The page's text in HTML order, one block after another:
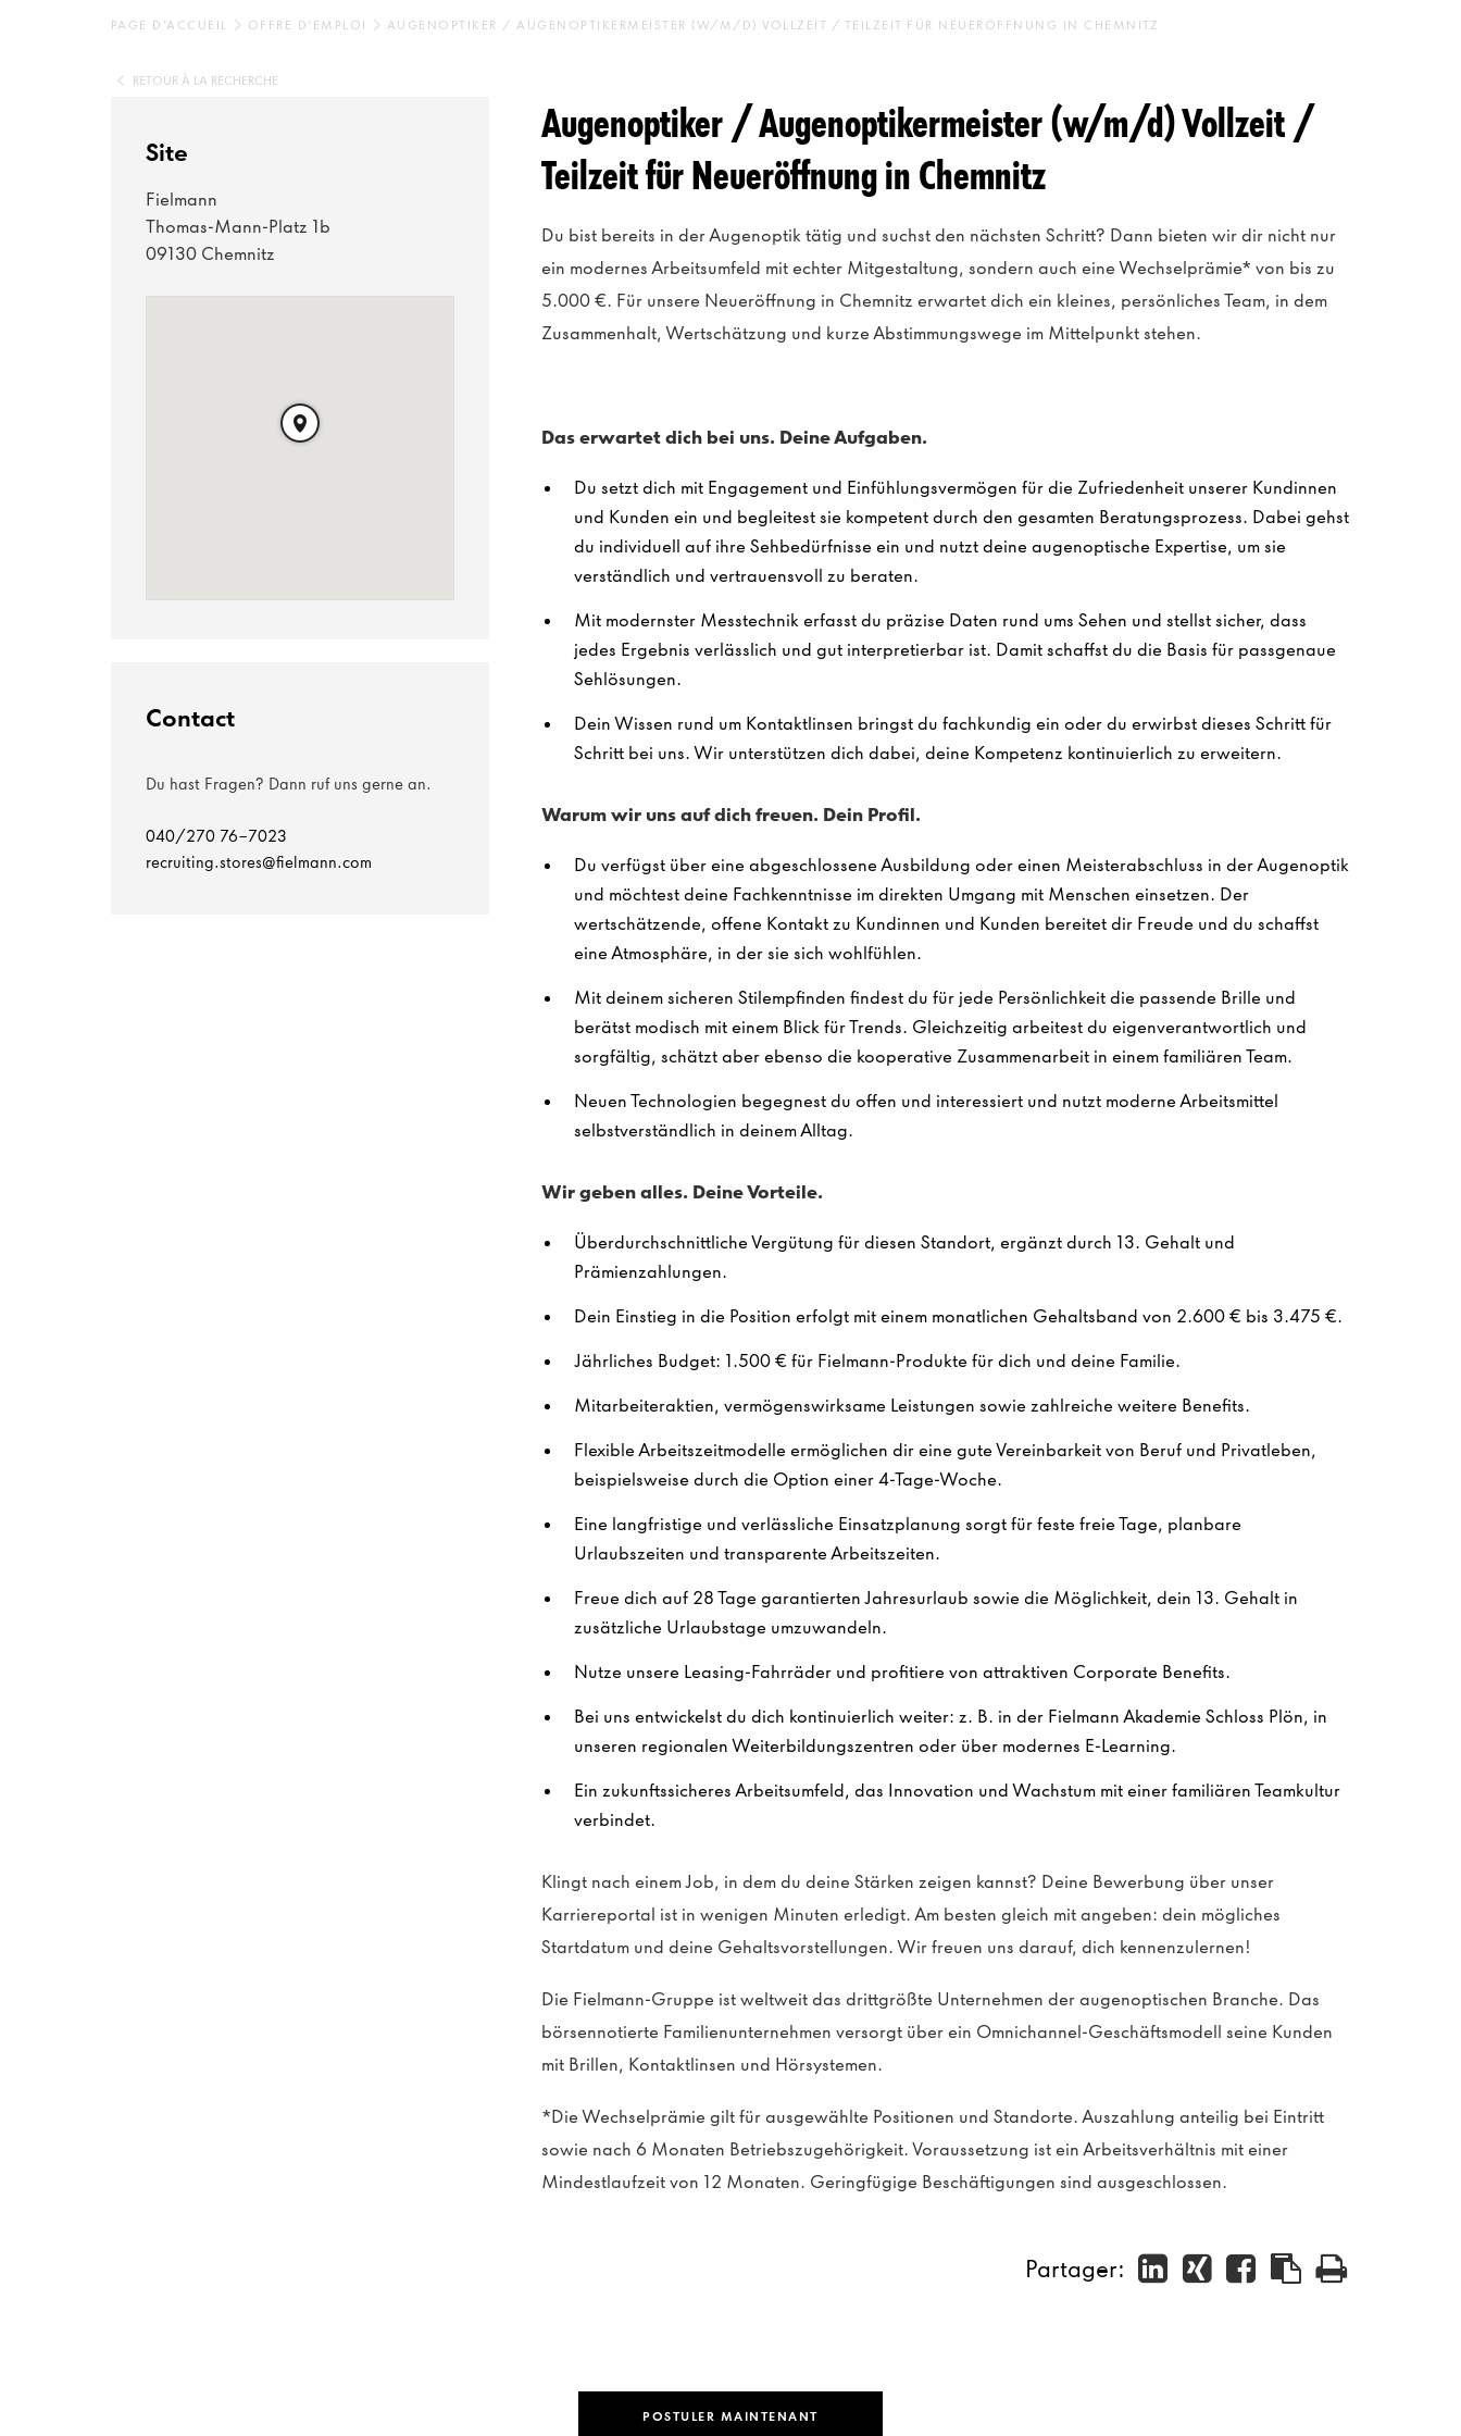
PAGE D'ACCUEIL OFFRE D'EMPLOI AUGENOPTIKER / AUGENOPTIKERMEISTER (W/M/D) VOLLZEIT / TEILZEIT FÜR NEUERÖFFNUNG IN CHEMNITZ
RETOUR À LA RECHERCHE
Augenoptiker / Augenoptikermeister (w/m/d) Vollzeit /
Teilzeit für Neueröffnung in Chemnitz
Du bist bereits in der Augenoptik tätig und suchst den nächsten Schritt? Dann bieten wir dir nicht nur
ein modernes Arbeitsumfeld mit echter Mitgestaltung, sondern auch eine Wechselprämie* von bis zu
5.000 €. Für unsere Neueröffnung in Chemnitz erwartet dich ein kleines, persönliches Team, in dem
Zusammenhalt, Wertschätzung und kurze Abstimmungswege im Mittelpunkt stehen.
Das erwartet dich bei uns. Deine Aufgaben.
Du setzt dich mit Engagement und Einfühlungsvermögen für die Zufriedenheit unserer Kundinnen
und Kunden ein und begleitest sie kompetent durch den gesamten Beratungsprozess. Dabei gehst
du individuell auf ihre Sehbedürfnisse ein und nutzt deine augenoptische Expertise, um sie
verständlich und vertrauensvoll zu beraten.
Mit modernster Messtechnik erfasst du präzise Daten rund ums Sehen und stellst sicher, dass
jedes Ergebnis verlässlich und gut interpretierbar ist. Damit schaffst du die Basis für passgenaue
Sehlösungen.
Dein Wissen rund um Kontaktlinsen bringst du fachkundig ein oder du erwirbst dieses Schritt für
Schritt bei uns. Wir unterstützen dich dabei, deine Kompetenz kontinuierlich zu erweitern.
Warum wir uns auf dich freuen. Dein Profil.
Du verfügst über eine abgeschlossene Ausbildung oder einen Meisterabschluss in der Augenoptik
und möchtest deine Fachkenntnisse im direkten Umgang mit Menschen einsetzen. Der
wertschätzende, offene Kontakt zu Kundinnen und Kunden bereitet dir Freude und du schaffst
eine Atmosphäre, in der sie sich wohlfühlen.
Mit deinem sicheren Stilempfinden findest du für jede Persönlichkeit die passende Brille und
berätst modisch mit einem Blick für Trends. Gleichzeitig arbeitest du eigenverantwortlich und
sorgfältig, schätzt aber ebenso die kooperative Zusammenarbeit in einem familiären Team.
Neuen Technologien begegnest du offen und interessiert und nutzt moderne Arbeitsmittel
selbstverständlich in deinem Alltag.
Wir geben alles. Deine Vorteile.
Überdurchschnittliche Vergütung für diesen Standort, ergänzt durch 13. Gehalt und
Prämienzahlungen.
Dein Einstieg in die Position erfolgt mit einem monatlichen Gehaltsband von 2.600 € bis 3.475 €.
Jährliches Budget: 1.500 € für Fielmann-Produkte für dich und deine Familie.
Mitarbeiteraktien, vermögenswirksame Leistungen sowie zahlreiche weitere Benefits.
Flexible Arbeitszeitmodelle ermöglichen dir eine gute Vereinbarkeit von Beruf und Privatleben,
beispielsweise durch die Option einer 4-Tage-Woche.
Eine langfristige und verlässliche Einsatzplanung sorgt für feste freie Tage, planbare
Urlaubszeiten und transparente Arbeitszeiten.
Freue dich auf 28 Tage garantierten Jahresurlaub sowie die Möglichkeit, dein 13. Gehalt in
zusätzliche Urlaubstage umzuwandeln.
Nutze unsere Leasing-Fahrräder und profitiere von attraktiven Corporate Benefits.
Bei uns entwickelst du dich kontinuierlich weiter: z. B. in der Fielmann Akademie Schloss Plön, in
unseren regionalen Weiterbildungszentren oder über modernes E-Learning.
Ein zukunftssicheres Arbeitsumfeld, das Innovation und Wachstum mit einer familiären Teamkultur
verbindet.
Klingt nach einem Job, in dem du deine Stärken zeigen kannst? Deine Bewerbung über unser
Karriereportal ist in wenigen Minuten erledigt. Am besten gleich mit angeben: dein mögliches
Startdatum und deine Gehaltsvorstellungen. Wir freuen uns darauf, dich kennenzulernen!
Die Fielmann-Gruppe ist weltweit das drittgrößte Unternehmen der augenoptischen Branche. Das
börsennotierte Familienunternehmen versorgt über ein Omnichannel-Geschäftsmodell seine Kunden
mit Brillen, Kontaktlinsen und Hörsystemen.
*Die Wechselprämie gilt für ausgewählte Positionen und Standorte. Auszahlung anteilig bei Eintritt
sowie nach 6 Monaten Betriebszugehörigkeit. Voraussetzung ist ein Arbeitsverhältnis mit einer
Mindestlaufzeit von 12 Monaten. Geringfügige Beschäftigungen sind ausgeschlossen.
POSTULER MAINTENANT
Partager:
Site
Fielmann
Thomas-Mann-Platz 1b
09130 Chemnitz
Contact
Du hast Fragen? Dann ruf uns gerne an.
040/270 76-7023
recruiting.stores@fielmann.com